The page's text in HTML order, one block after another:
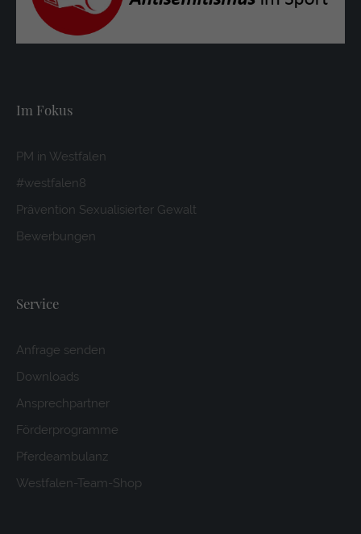
Im Fokus
PM in Westfalen
#westfalen8
Prävention Sexualisierter Gewalt
Bewerbungen
Service
Anfrage senden
Downloads
Ansprechpartner
Förderprogramme
Pferdeambulanz
Westfalen-Team-Shop